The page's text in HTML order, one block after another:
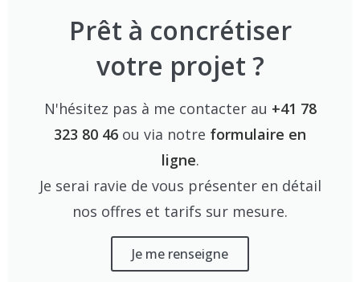
Prêt à concrétiser
votre projet ?
N'hésitez pas à me contacter au +41 78
323 80 46 ou via notre formulaire en
ligne.
Je serai ravie de vous présenter en détail
nos offres et tarifs sur mesure.
Je me renseigne